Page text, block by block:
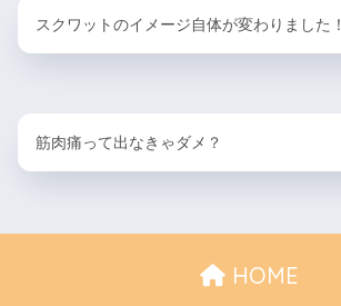
スクワットのイメージ自体が変わりました！
筋肉痛って出なきゃダメ？
HOME